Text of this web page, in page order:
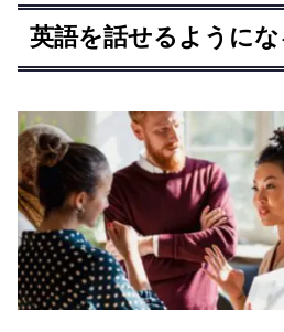
英語を話せるように